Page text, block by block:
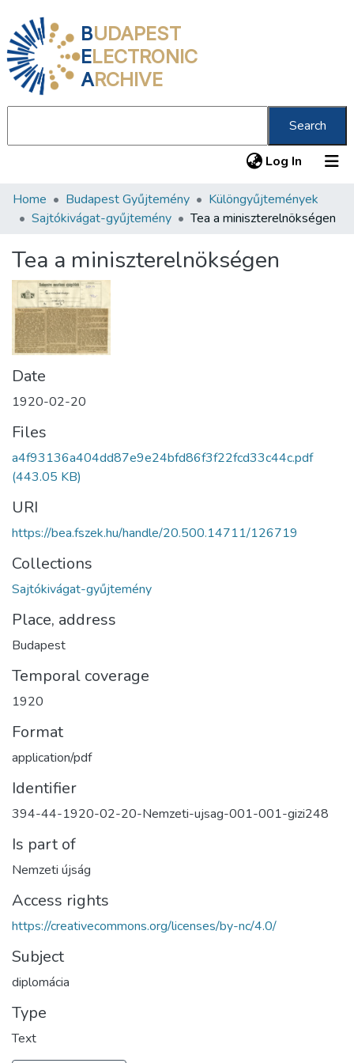
BUDAPEST
ELECTRONIC
ARCHIVE
Search
Log In (current)
Communities & Collections
Statistics
About us
Home Budapest Gyűjtemény
Különgyűjtemények
Sajtókivágat-gyűjtemény
Tea a miniszterelnökségen
Tea a miniszterelnökségen
Date
1920-02-20
Files
a4f93136a404dd87e9e24bfd86f3f22fcd33c44c.pdf
(443.05 KB)
URI
https://bea.fszek.hu/handle/20.500.14711/126719
Collections
Sajtókivágat-gyűjtemény
Place, address
Budapest
Temporal coverage
1920
Format
application/pdf
Identifier
394-44-1920-02-20-Nemzeti-ujsag-001-001-gizi248
Is part of
Nemzeti újság
Access rights
https://creativecommons.org/licenses/by-nc/4.0/
Subject
diplomácia
Type
Text